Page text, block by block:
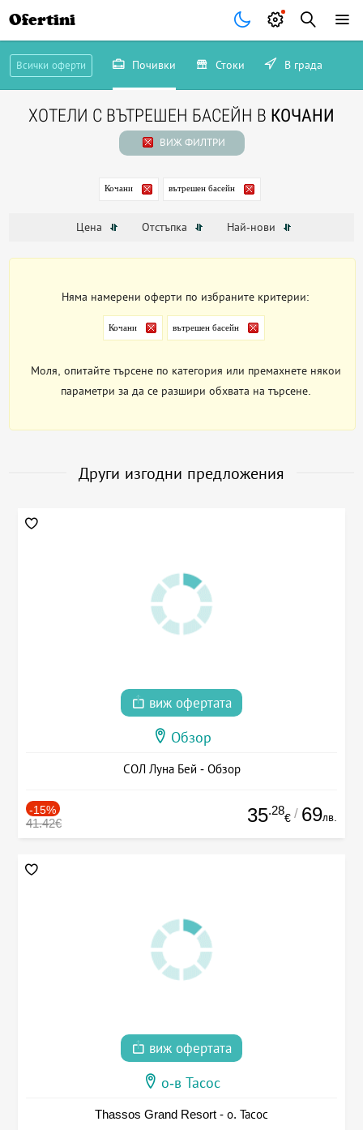
Ofertini
Всички оферти Почивки Стоки В града
ХОТЕЛИ С ВЪТРЕШЕН БАСЕЙН В КОЧАНИ
ВИЖ ФИЛТРИ
Кочани вътрешен басейн
Цена Отстъпка Най-нови
Няма намерени оферти по избраните критерии:
Кочани вътрешен басейн
Моля, опитайте търсене по категория или премахнете някои
параметри за да се разшири обхвата на търсене.
Други изгодни предложения
виж офертата
Обзор
СОЛ Луна Бей - Обзор
-15%
41.42€ 35.28
€ / 69лв.
виж офертата
о-в Тасос
Thassos Grand Resort - о. Тасос